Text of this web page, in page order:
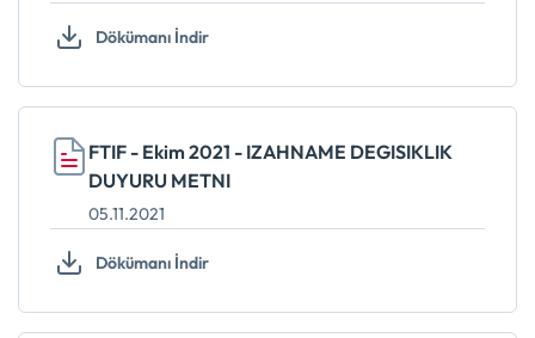
Dökümanı İndir
FTIF - Ekim 2021 - IZAHNAME DEGISIKLIK
DUYURU METNI
05.11.2021
Dökümanı İndir